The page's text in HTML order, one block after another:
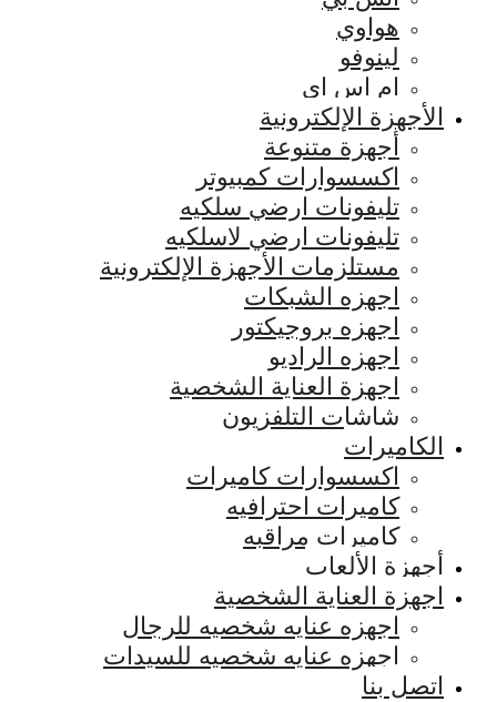
هواوي
لينوفو
ام اس اي
الأجهزة الإلكترونية
أجهزة متنوعة
اكسسوارات كمبيوتر
تليفونات ارضي سلكيه
تليفونات ارضي لاسلكيه
مستلزمات الأجهزة الإلكترونية
اجهزه الشبكات
اجهزه بروجيكتور
اجهزه الراديو
اجهزة العناية الشخصية
شاشات التلفزيون
الكاميرات
اكسسوارات كاميرات
كاميرات احترافيه
كاميرات مراقبه
أجهزة الألعاب
اجهزة العناية الشخصية
اجهزه عنايه شخصيه للرجال
اجهزه عنايه شخصيه للسيدات
اتصل بنا